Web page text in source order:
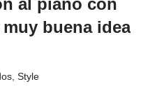
al piano con
buena idea
, Style